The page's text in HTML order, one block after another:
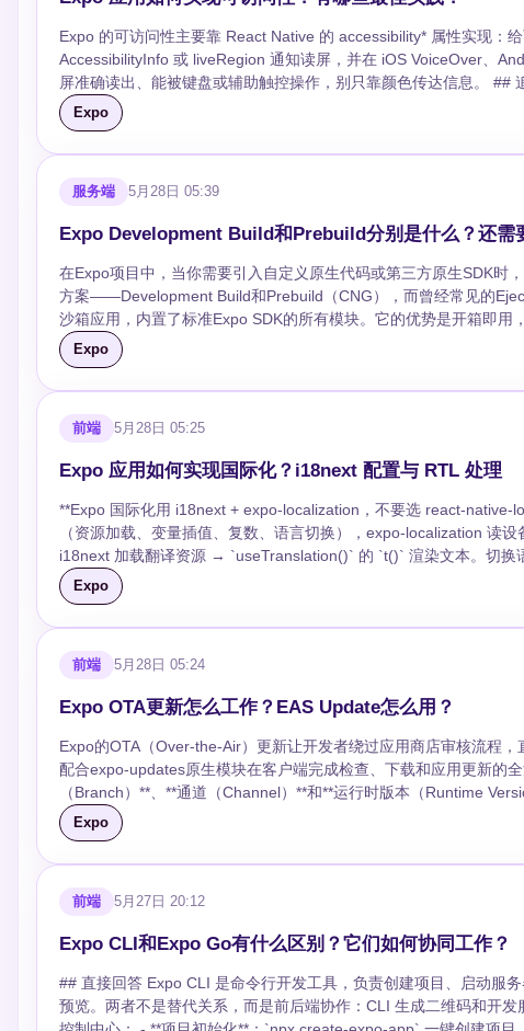
useSharedValue(0); const style = useAnimatedStyle(() => ({
Expo 的可访问性主要靠 React Native 的 accessibility* 属性实现：
AccessibilityInfo 或 liveRegion 通知读屏，并在 iOS VoiceOver、
屏准确读出、能被键盘或辅助触控操作，别只靠颜色传达信息。 ## 追问 ### accessibilityLabel、Hint、Role 分别做什么？ label 说明“这是什么”，
role 说明“它是什么控件”，hint 说明“触发后会发生什么”。 ### 状态和值怎么告诉屏幕阅读器？ 复选框、开关用 accessibilityState；滑块、进度条用
accessibilityValue，提供 min、max、now。 ### 实际项目怎么验收？ iOS 开 VoiceOver、Android 开 TalkBack，按完整流程走一遍：登录、表单报
错、列表操作、弹窗关闭、深色/高对比、减少动画都要测。 ## 写段代码 ```tsx <Pressable accessibilityRole="button" accessibilityLabel="删除订单"
Expo
服务端 5月28日 05:39
Expo Development Build和Prebuild分别是什么？还需
在Expo项目中，当你需要引入自定义原生代码或第三方原生SDK时
方案——Development Build和Prebuild（CNG），而曾经常见的Eject已经在SDK 46中被正式废弃。
沙箱应用，内置了标准Expo SDK的所有模块。它的优势是开箱即用
当你需要使用微信支付、极光推送、或者自己编写的原生模块时，Expo Go就不够用了。 ## Development Build：
Development Build是Expo官方推荐的扩展方式。简单理解，它就
完整保留了Expo的开发体验。 ### 核心优势 - 保留热更新（OTA）和EAS全家桶能力 - 支持任意第三方原生库和自定义原生模块 - 可通过Expo
install -g eas-cli # 登录并配置 eas login eas build:configure # 构建开发版本 eas build --profile development --platform android ``` 在`eas.json`中配
置development profile： ```json { "build": { "development": { "developmentClient": true, "distribution": "internal" } } } ``` 构建完成后，你会在EAS控
制台拿到一个安装链接，安装到设备上即可像Expo Go一样通过扫码加载开发服务器。 ### 添加自定义原生模块 使
块，比传统React Native桥接方式简洁得多： **Kotlin（Android）：** ```kotlin package expo.modules.custom import expo.modules.kotlin.Promise
import expo.modules.kotlin.exception.CodedException import
expo.modules.kotlin.modules.ModuleDefinition class CustomModule : Module() { override fun definition() = ModuleDefinition {
Name("CustomModule") AsyncFunction("customMethod") { promise: Promise -> try { promise.resolve("Success") } catch (e: Exception) {
promise.reject(CodedException("ERR_CUSTOM", e.message, e)) } } } } ``` **Swift（iOS）：** ```swift import ExpoModulesCore public class
CustomModule.customMethod() .then(result => console.log(result)) .catch(error => console.error(error)); ``` 相比旧式React Native桥接（Java +
弃 `expo eject`在SDK 46（2022年8月）中已被移除。Eject的核心问题是它把原生目录变成一次性生成且需要手动维护的代码——一旦eject，你就得
Native Generation，CNG）替代了Eject的一次性生成： ```bash # 生成原生项目（可反复执行） npx expo prebuild # 清理后重新生成 npx expo
prebuild --clean ``` CNG的关键区别在于： - `android/`和`ios/`目录加入`.gitignore`，不纳入版本控制 - 原生代码每次根据`app.json`和已安装的npm
包自动生成 - 修改原生配置通过Config Plugin而非手动编辑原生文件 - 升级
声明式修改原生配置 当你需要修改原生项目的Info.plist、AndroidManifest.xml等配置时，不再手动编辑，而是通过Config Plugin： ```typescript //
修改Android配置 config.android = { ...config.android, // 自定义配置 }; return config; }; export default withCustomConfig; ``` 许多常用库已经提供了
自己的Config Plugin，安装后自动配置原生层。对于没有官方Plugin的库，你也可以编写本地
| 支持OTA热更新 | 是 | 需配合EAS | 否 | | 自定义原生模块 | 支持 |
Development Build在此基础上构建可调试的开发版本。 ## 什么时候该怎么做 **还在用Expo Go且功能够用**：继续用Expo Go即可，无需任何改
动。 **需要第三方原生库但不需要自己写原生代码**：安装库后创建Development Build，大多数场景到此就够了。 **需要自定义原生模块**：用Expo
Expo
前端 5月28日 05:25
Expo 应用如何实现国际化？i18next 配置与 RTL 处理
**Expo 国际化用 i18next + expo-localization，不要选 react-
（资源加载、变量插值、复数、语言切换），expo-localization 读设备语言和时区，两个配
i18next 加载翻译资源 → `useTranslation()` 的 `t()` 渲染文本。切换
必须在根组件渲染前执行——入口文件顶部 import 配置即可，否则子组件拿不到翻译
localization 分工是什么？能只用一个吗？ 不能替代。expo-localization 是只读工具——告诉你设备语言是 `zh-Hans`、时区是 `Asia/Shanghai`，不
碰翻译。i18next 才是翻译引擎：翻译资源管理、`{{变量}}` 插值、
信息：日历类型、温度单位、24 小时制开关、度量衡。但代价是
expo run:ios` 跑开发构建或 eject 到 bare workflow。还在 Expo Go 阶段的项目
做国际化？ 根 layout 用 `useTranslation`，`t()` 放在 `options.tabBarLabel` 和 `options.title` 里，切换语言后组件重渲染、标签名自动变。关键约
束：Expo Router 基于文件系统路由，路径名不能动态改，所以路
`useSegments()` 拿当前路由做翻译 key 映射也是常见做法。 ### RTL 语言（阿拉伯语、希伯来语）怎么办？ `I18nManager.forceRTL(true)` 开启
RTL，但要重启才生效——调 `Updates.reloadAsync()` 即可。样式
`paddingStart`/`paddingEnd` 替代左右内边距，`textAlign` 用
果：文本翻了布局没翻，界面乱套。 ### 翻译资源多了怎么组织？ 5 种语言以内 JSON 文件放 `locales/en.json`，按功能分 key（`auth.login`、
方同步插件。开发阶段开 `saveMissing: true`，缺失 key 自动打
import { getLocales } from 'expo-localization'; i18n.use(initReactI18next).init({ resources: { en: { translation: { welcome: 'Welcome', hello: 'Hello,
saveMissing: __DEV__, interpolation: { escapeValue: false }, }); // 组件 const { t, i18n } = useTranslation(); <Text>{t('hello', { name: '用户' })}
</Text>
Expo
前端 5月28日 05:24
Expo OTA更新怎么工作？EAS Update怎么用？
Expo的OTA（Over-the-Air）更新让开发者绕过应用商店审核流程
配合expo-updates原生模块在客户端完成检查、下载和应用更新的全流程。 ## OTA更新的底层机制 一次OTA更新涉及三个核心
（Branch）**、**通道（Channel）**和**运行时版本（Runtime Version）**。 分支是更新在服务端的组织方式。每次执行`eas
包后的JavaScript bundle和资源文件上传到指定分支，分支上的最
中配置的通道名称连接到对应分支，从而获取更新。运行时版本是
更新在不兼容的二进制上运行导致崩溃。 更新下载分两个阶段进行。应用启动时，expo-updates先请求最新的更新清单（manifest），清单包含更新
60%到80%——客户端只需下载新旧bundle之间的差异部分，而非整个bundle。 ## EAS Update的完整配置流程 ### 1. 安装
npx expo install expo-updates npm install -g eas-cli eas login eas init ``` `eas init`会在app.json中写入EAS项目ID，`expo-updates`则是客
和下载更新所依赖的原生模块。 ### 2. 配置app.json ```json { "expo": { "runtimeVersion": { "policy": "appVersion" }, "updates": { "url":
"https://u.expo.dev/your-project-id", "enabled": true, "fallbackToCacheTimeout": 0, "checkAutomatically": "ON_LOAD" } } } ``` `checkAutomatically`
控制更新检查时机，`ON_LOAD`表示应用启动时自动检查，
成，直接加载缓存版本。 ### 3. 构建支持更新的二进制 OTA更新只在production或preview构建中生效，Expo Go不支持： ```bash eas build --
Expo
前端 5月27日 20:12
Expo CLI和Expo Go有什么区别？它们如何协同工作？
## 直接回答 Expo CLI 是命令行开发工具，负责创建项目、启动服务器、构建发布；Expo Go 是手机上的沙箱应用，负责扫码连接开发服务器并实时
预览。两者不是替代关系，而是前后端协作：CLI 生成二维码和开发服务，Go 扫码加载并运行代码